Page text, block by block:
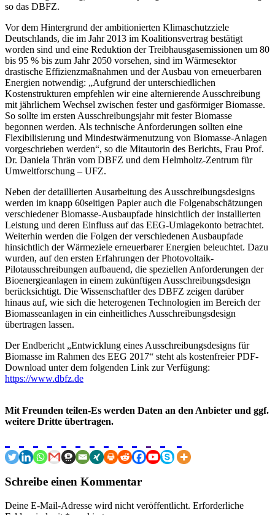
so das DBFZ.
Vor dem Hintergrund der ambitionierten Klimaschutzziele
Deutschlands, die im Jahr 2013 im Koalitionsvertrag bestätigt
worden sind und eine Reduktion der Treibhausgasemissionen um 80
bis 95 % bis zum Jahr 2050 vorsehen, sind im Wärmesektor
drastische Effizienzmaßnahmen und der Ausbau von erneuerbaren
Energien notwendig: „Aufgrund der unterschiedlichen
Kostenstrukturen empfehlen wir eine alternierende Ausschreibung
mit jährlichem Wechsel zwischen fester und gasförmiger Biomasse.
So sollte im ersten Ausschreibungsjahr mit fester Biomasse
begonnen werden. Als technische Anforderungen sollten eine
Flexibilisierung und Mindestwärmenutzung von Biomasse-Anlagen
vorgeschrieben werden“, so die Mitautorin des Berichts, Frau Prof.
Dr. Daniela Thrän vom DBFZ und dem Helmholtz-Zentrum für
Umweltforschung – UFZ.
Neben der detaillierten Ausarbeitung des Ausschreibungsdesigns
werden im knapp 60seitigen Papier auch die Folgenabschätzungen
verschiedener Biomasse-Ausbaupfade hinsichtlich der installierten
Leistung und deren Einfluss auf das EEG-Umlagekonto betrachtet.
Weiterhin werden die Folgen der verschiedenen Ausbaupfade
hinsichtlich der Wärmeziele erneuerbarer Energien beleuchtet. Dazu
wurden, auf den ersten Erfahrungen der Photovoltaik-
Pilotausschreibungen aufbauend, die speziellen Anforderungen der
Bioenergieanlagen in einem zukünftigen Ausschreibungsdesign
berücksichtigt. Die Wissenschaftler des DBFZ zeigen darüber
hinaus auf, wie sich die heterogenen Technologien im Bereich der
Biomasseanlagen in ein einheitliches Ausschreibungsdesign
übertragen lassen.
Der Endbericht „Entwicklung eines Ausschreibungsdesigns für
Biomasse im Rahmen des EEG 2017“ steht als kostenfreier PDF-
Download unter dem folgenden Link zur Verfügung:
https://www.dbfz.de
Mit Freunden teilen-Es werden Daten an den Anbieter und ggf.
weitere Dritte übertragen.
Schreibe einen Kommentar
Deine E-Mail-Adresse wird nicht veröffentlicht. Erforderliche